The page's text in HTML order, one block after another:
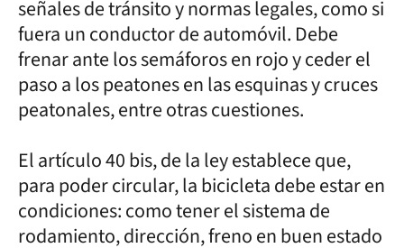
señales de tránsito y normas legales, como si
fuera un conductor de automóvil. Debe
frenar ante los semáforos en rojo y ceder el
paso a los peatones en las esquinas y cruces
peatonales, entre otras cuestiones.
El artículo 40 bis, de la ley establece que,
para poder circular, la bicicleta debe estar en
condiciones: como tener el sistema de
rodamiento, dirección, freno en buen estado